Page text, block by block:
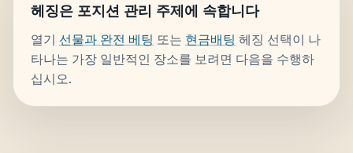
헤징은 포지션 관리 주제에 속합니다
열기 선물과 완전 베팅 또는 현금배팅 헤징 선택이 나
타나는 가장 일반적인 장소를 보려면 다음을 수행하
십시오.